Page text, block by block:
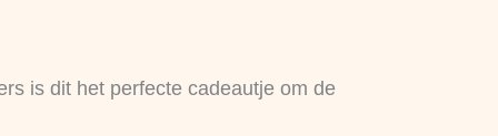
is dit het perfecte cadeautje om de